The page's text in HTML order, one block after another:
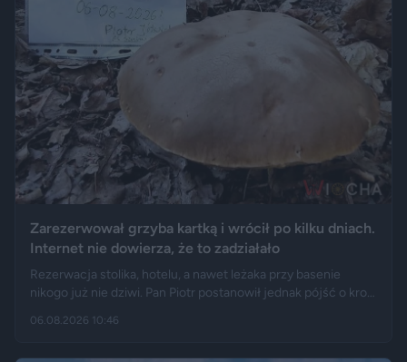
Zarezerwował grzyba kartką i wrócił po kilku dniach.
Internet nie dowierza, że to zadziałało
Rezerwacja stolika, hotelu, a nawet leżaka przy basenie
nikogo już nie dziwi. Pan Piotr postanowił jednak pójść o krok
„Fakt”, po kilku dniach wrócił w to samo miejsce i odkrył, że
06.08.2026 10:46